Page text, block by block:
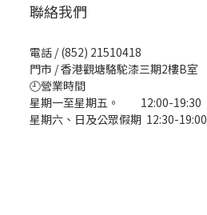
聯絡我們
電話 / (852) 21510418
門市 / 香港觀塘駱駝漆三期2樓B室
🕘營業時間
星期一至星期五。 12:00-19:30
星期六、日及公眾假期 12:30-19:00